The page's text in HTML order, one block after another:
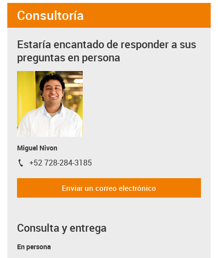
Consultoría
Estaría encantado de responder a sus
preguntas en persona
Miguel Nivon
igus-icon-phone
+52 728-284-3185
Enviar un correo electrónico
Consulta y entrega
En persona